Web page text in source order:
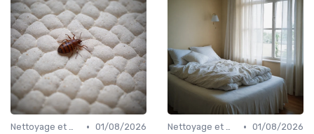
Nettoyage et maintenance • 01/08/2026
Nettoyage et maintenance • 01/08/2026